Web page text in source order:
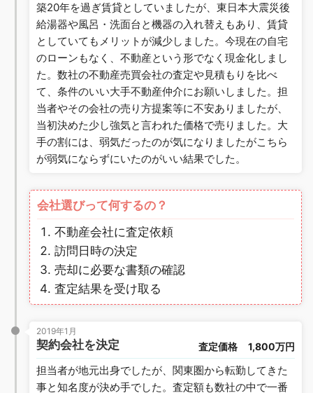
築20年を過ぎ賃貸としていましたが、東日本大震災後
給湯器や風呂・洗面台と機器の入れ替えもあり、賃貸
としていてもメリットが減少しました。今現在の自宅
のローンもなく、不動産という形でなく現金化しまし
た。数社の不動産売買会社の査定や見積もりを比べ
て、条件のいい大手不動産仲介にお願いしました。担
当者やその会社の売り方提案等に不安ありましたが、
当初決めた少し強気と言われた価格で売りました。大
手の割には、弱気だったのが気になりましたがこちら
が弱気にならずにいたのがいい結果でした。
会社選びって何するの？
不動産会社に査定依頼
訪問日時の決定
売却に必要な書類の確認
査定結果を受け取る
2019年1月
契約会社を決定 査定価格 1,800万円
担当者が地元出身でしたが、関東圏から転勤してきた
事と知名度が決め手でした。査定額も数社の中で一番